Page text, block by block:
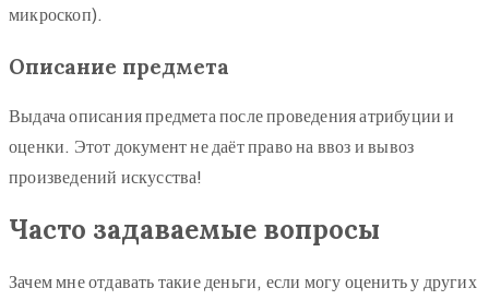
микроскоп).
Описание предмета
Выдача описания предмета после проведения атрибуции и
оценки. Этот документ не даёт право на ввоз и вывоз
произведений искусства!
Часто задаваемые вопросы
Зачем мне отдавать такие деньги, если могу оценить у других